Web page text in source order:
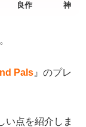
Pals 』のプレ
い点を紹介しま